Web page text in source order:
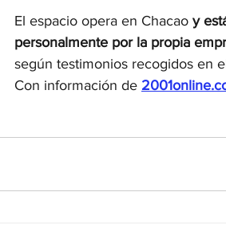
El espacio opera en Chacao y
personalmente por la propia
según testimonios recogidos en
Con información de